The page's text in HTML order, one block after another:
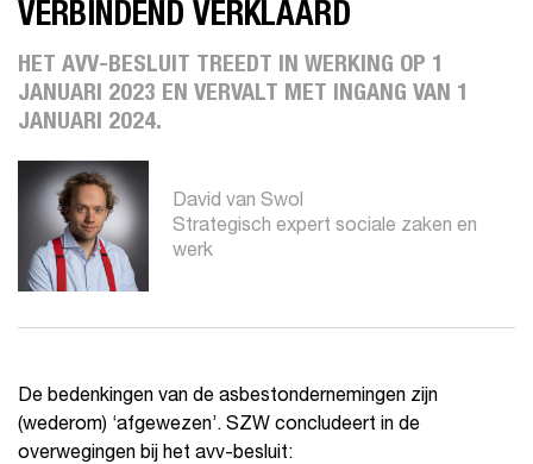
VERBINDEND VERKLAARD
HET AVV-BESLUIT TREEDT IN WERKING OP 1
JANUARI 2023 EN VERVALT MET INGANG VAN 1
JANUARI 2024.
David van Swol
Strategisch expert sociale zaken en
werk
De bedenkingen van de asbestondernemingen zijn
(wederom) ‘afgewezen’. SZW concludeert in de
overwegingen bij het avv-besluit: